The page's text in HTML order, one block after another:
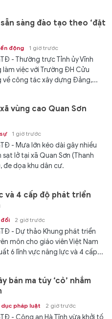
sàng đào tạo theo ‘đặt
động 1 giờ trước
- Thường trực Tỉnh ủy Vĩnh
làm việc với Trường ĐH Cửu
về công tác xây dựng Đảng,...
vùng cao Quan Sơn
1 giờ trước
- Mưa lớn kéo dài gây nhiều
sạt lở tại xã Quan Sơn (Thanh
đe dọa khu dân cư.
và 4 cấp độ phát triển
2 giờ trước
- Dự thảo Khung phát triển
môn cho giáo viên Việt Nam
6 lĩnh vực năng lực và 4 cấp...
bán ma túy ‘cỏ’ nhắm
pháp luật 2 giờ trước